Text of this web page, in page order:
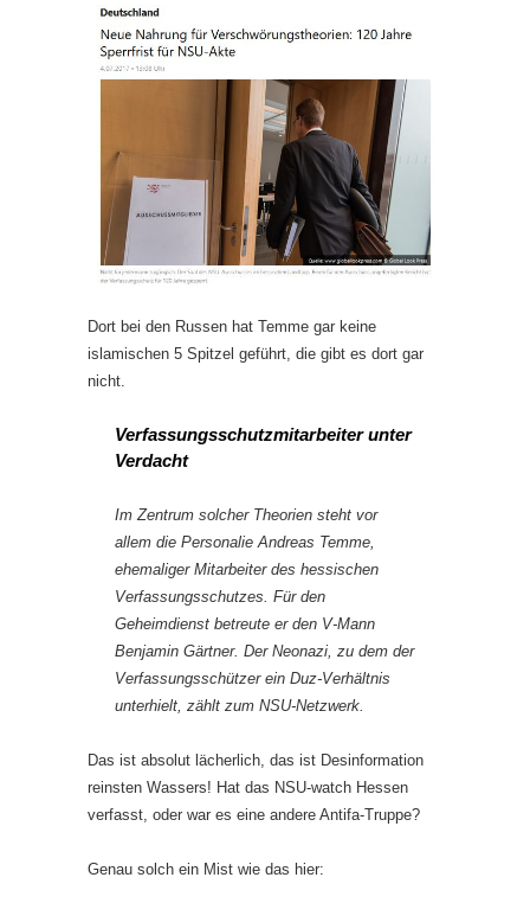
Dort bei den Russen hat Temme gar keine
islamischen 5 Spitzel geführt, die gibt es dort gar
nicht.
Verfassungsschutzmitarbeiter unter
Verdacht
Im Zentrum solcher Theorien steht vor
allem die Personalie Andreas Temme,
ehemaliger Mitarbeiter des hessischen
Verfassungsschutzes. Für den
Geheimdienst betreute er den V-Mann
Benjamin Gärtner. Der Neonazi, zu dem der
Verfassungsschützer ein Duz-Verhältnis
unterhielt, zählt zum NSU-Netzwerk.
Das ist absolut lächerlich, das ist Desinformation
reinsten Wassers! Hat das NSU-watch Hessen
verfasst, oder war es eine andere Antifa-Truppe?
Genau solch ein Mist wie das hier: